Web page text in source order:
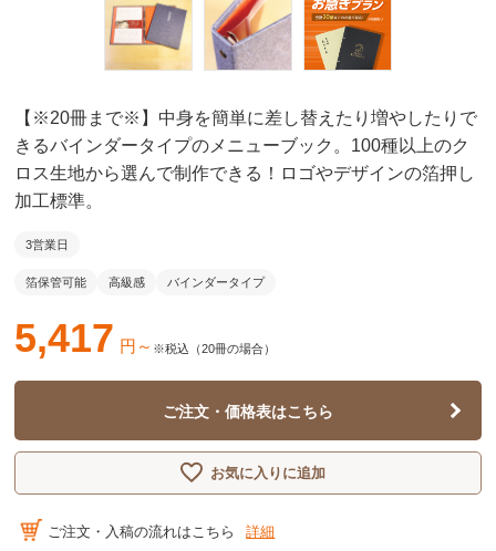
【※20冊まで※】中身を簡単に差し替えたり増やしたりで
きるバインダータイプのメニューブック。100種以上のク
ロス生地から選んで制作できる！ロゴやデザインの箔押し
加工標準。
3営業日
箔保管可能 高級感 バインダータイプ
5,417 円～ ※税込（20冊の場合）
ご注文・価格表はこちら
お気に入りに追加
ご注文・入稿の流れはこちら 詳細